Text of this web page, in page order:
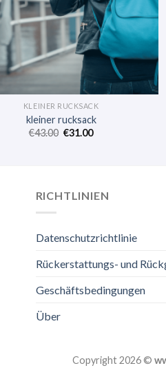
KLEINER RUCKSACK
kleiner rucksack
€43.00 €31.00
RICHTLINIEN
Datenschutzrichtlinie
Rückerstattungs- und
Geschäftsbedingungen
Über
Copyright 2026 ©